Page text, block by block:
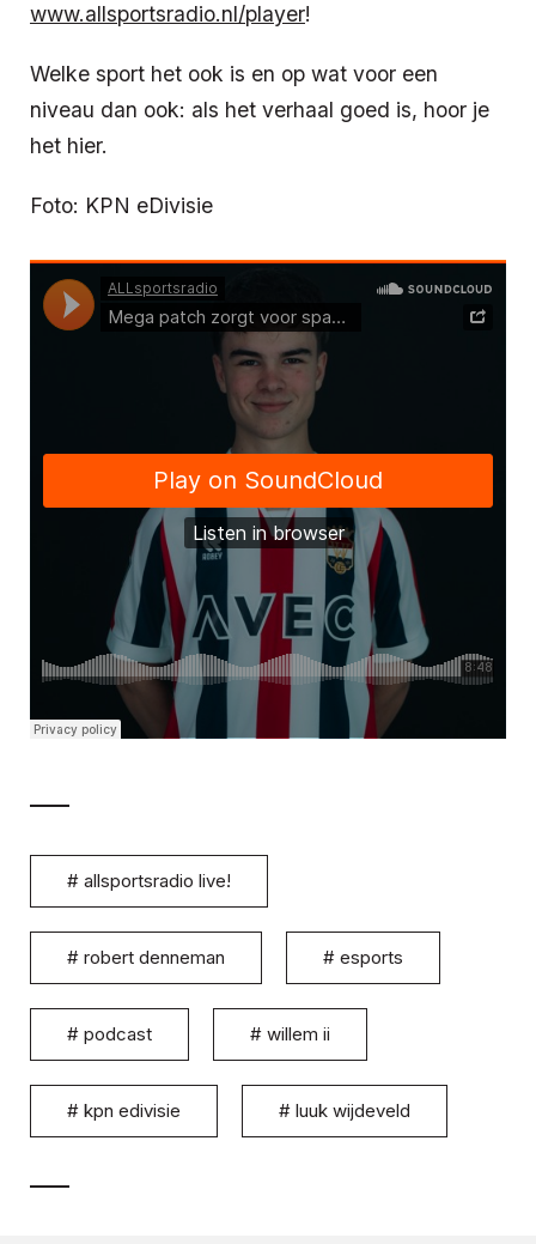
www.allsportsradio.nl/player!
Welke sport het ook is en op wat voor een
niveau dan ook: als het verhaal goed is, hoor je
het hier.
Foto: KPN eDivisie
# allsportsradio live!
# robert denneman # esports
# podcast # willem ii
# kpn edivisie # luuk wijdeveld